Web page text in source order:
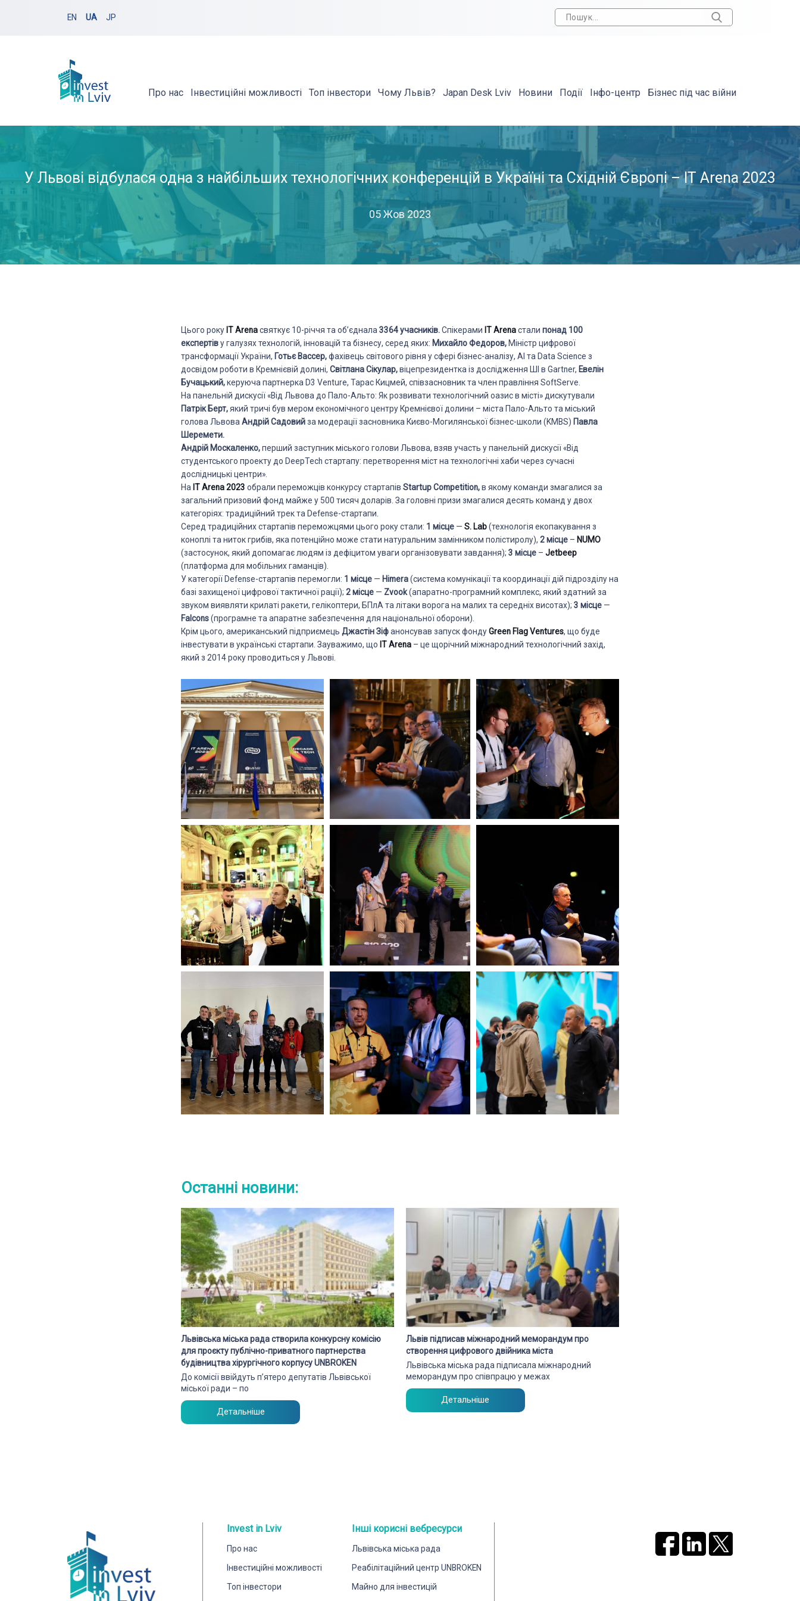
EN UA JP
Про нас Інвестиційні можливості Топ інвестори Чому Львів? Japan Desk Lviv Новини Події Інфо-центр Бізнес під час війни
У Львові відбулася одна з найбільших технологічних конференцій в Україні та Східній Європі – ІТ Arena 2023
05 Жов 2023
Цього року IT Arenaсвяткує 10-річчя та об’єднала3364 учасників.Спікерами IT Arenaсталипонад 100
експертіву галузях технологій, інновацій та бізнесу, серед яких: Михайло Федоров, Міністр цифрової
трансформації України, Готьє Вассер,фахівець світового рівня у сфері бізнес-аналізу, AI та Data Science з
досвідом роботи в Кремнієвій долині,Світлана Сікулар,віцепрезидентка із дослідження ШІ в Gartner, Евелін
Бучацький,керуюча партнерка D3 Venture, Тарас Кицмей, співзасновник та член правління SoftServe.
На панельній дискусії «Від Львова до Пало-Альто: Як розвивати технологічний оазис в місті» дискутували
Патрік Берт,який тричі був мером економічного центру Кремнієвої долини – міста Пало-Альто та міський
голова ЛьвоваАндрій Садовийза модерації засновника Києво-Могилянської бізнес-школи (KMBS) Павла
Шеремети.
Андрій Москаленко,перший заступник міського голови Львова, взяв участь у панельній дискусії «Від
студентського проекту до DeepTech стартапу: перетворення міст на технологічні хаби через сучасні
дослідницькі центри».
На IT Arena 2023 обрали переможців конкурсу стартапів Startup Competition,в якому команди змагалися за
загальний призовий фонд майже у 500 тисяч доларів. За головні призи змагалися десять команд у двох
категоріях: традиційний трек та Defense-стартапи.
Серед традиційних стартапів переможцями цього року стали: 1 місце —S. Lab(технологія екопакування з
коноплі та ниток грибів, яка потенційно може стати натуральним замінником полістиролу),2 місце – NUMO
(застосунок, який допомагає людям із дефіцитом уваги організовувати завдання);3 місце –Jetbeep
(платформа для мобільних гаманців).
У категорії Defense-стартапів перемогли: 1 місце — Himera(система комунікації та координації дій підрозділу на
базі захищеної цифрової тактичної рації);2 місце — Zvook(апаратно-програмний комплекс, який здатний за
звуком виявляти крилаті ракети, гелікоптери, БПлА та літаки ворога на малих та середніх висотах);3 місце —
Falcons(програмне та апаратне забезпечення для національної оборони).
Крім цього, американський підприємецьДжастін Зіфанонсував запуск фондуGreen Flag Ventures, що буде
інвестувати в українські стартапи. Зауважимо, що IT Arena – це щорічний міжнародний технологічний захід,
який з 2014 року проводиться у Львові.
Останні новини:
Львівська міська рада створила конкурсну комісію
для проєкту публічно-приватного партнерства
будівництва хірургічного корпусу UNBROKEN
До комісії ввійдуть п’ятеро депутатів Львівської
міської ради – по
Детальніше
Львів підписав міжнародний меморандум про
створення цифрового двійника міста
Львівська міська рада підписала міжнародний
меморандум про співпрацю у межах
Детальніше
Invest in Lviv
Про нас
Інвестиційні можливості
Топ інвестори
Інші корисні вебресурси
Львівська міська рада
Реабілітаційний центр UNBROKEN
Майно для інвестицій